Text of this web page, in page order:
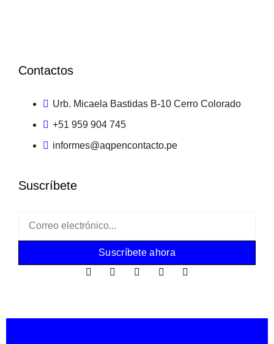
Contactos
Urb. Micaela Bastidas B-10 Cerro Colorado
+51 959 904 745
informes@aqpencontacto.pe
Suscríbete
Suscríbete ahora